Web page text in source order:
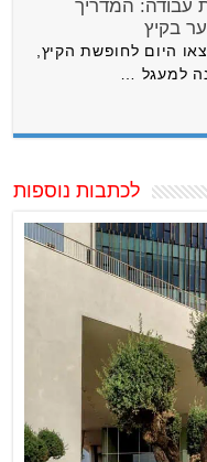
עבודה: המדריך
בקיץ
היום לחופשת הקיץ,
למעגל …
לכתבות נוספות